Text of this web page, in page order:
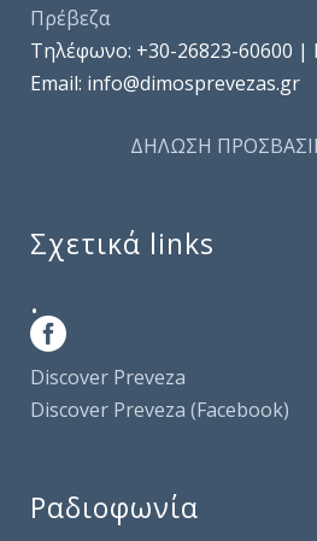
Πρέβεζα
Τηλέφωνo: +30-26823-60600 |
Email: info@dimosprevezas.gr
ΔΗΛΩΣΗ
Σχετικά links
.
Discover Preveza
Discover Preveza (Facebook)
Ραδιοφωνία